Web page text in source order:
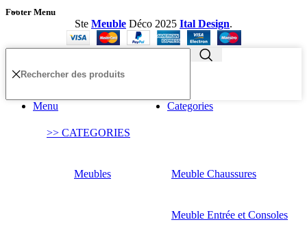
Footer Menu
Ste Meuble Déco 2025 Ital Design.
Menu Categories
>> CATEGORIES
Meubles Meuble Chaussures
Meuble Entrée et Consoles